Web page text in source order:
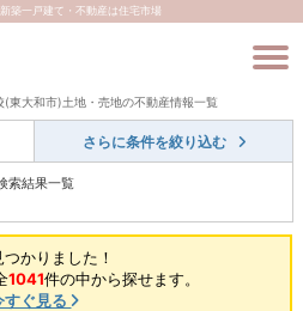
築一戸建て・不動産は住宅市場
(東大和市)土地・売地の不動産情報一覧
さらに条件を絞り込む
索結果一覧
つかりました！
1041件の中から探せます。
すぐ見る